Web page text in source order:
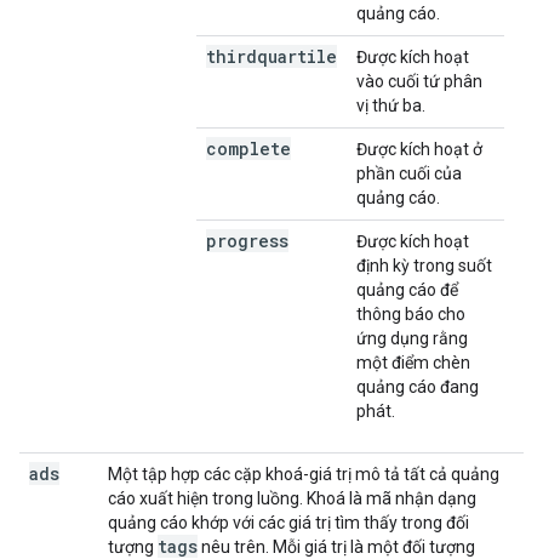
quảng cáo.
thirdquartile
Được kích hoạt
vào cuối tứ phân
vị thứ ba.
complete
Được kích hoạt ở
phần cuối của
quảng cáo.
progress
Được kích hoạt
định kỳ trong suốt
quảng cáo để
thông báo cho
ứng dụng rằng
một điểm chèn
quảng cáo đang
phát.
ads
Một tập hợp các cặp khoá-giá trị mô tả tất cả quảng
cáo xuất hiện trong luồng. Khoá là mã nhận dạng
quảng cáo khớp với các giá trị tìm thấy trong đối
tượng tagsnêu trên. Mỗi giá trị là một đối tượng